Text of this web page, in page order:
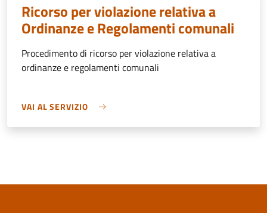
Ricorso per violazione relativa a
Ordinanze e Regolamenti comunali
Procedimento di ricorso per violazione relativa a
ordinanze e regolamenti comunali
VAI AL SERVIZIO